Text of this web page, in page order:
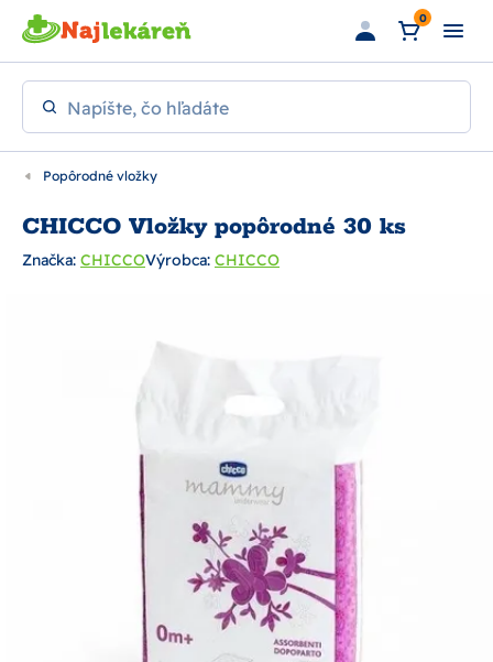
Preskočiť na hlavný obsah 0
Napíšte, čo hľadáte
Popôrodné vložky
CHICCO Vložky popôrodné 30 ks
Značka: CHICCOVýrobca: CHICCO